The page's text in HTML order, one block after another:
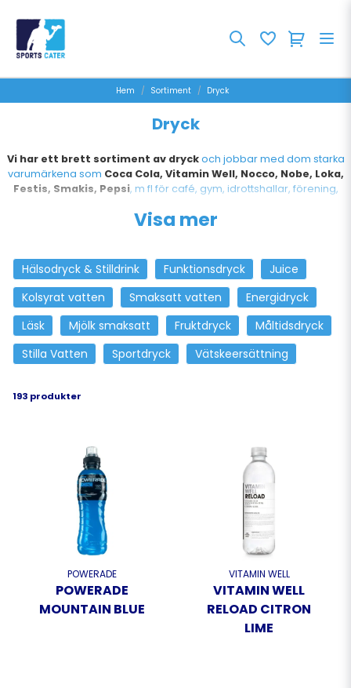
Hem Sortiment Dryck
Dryck
Vi har ett brett sortiment av dryckoch jobbar med dom starka
varumärkena som Coca Cola, Vitamin Well, Nocco, Nobe, Loka,
Festis, Smakis, Pepsi, m fl för café, gym, idrottshallar, förening,
Visa mer
Hälsodryck & Stilldrink Funktionsdryck
Juice
Kolsyrat vatten
Smaksatt vatten
Energidryck
Läsk
Mjölk smaksatt Fruktdryck
Måltidsdryck
Stilla Vatten
Sportdryck Vätskeersättning
193 produkter
POWERADE
POWERADE
MOUNTAIN BLUE
VITAMIN WELL
VITAMIN WELL
RELOAD CITRON
LIME